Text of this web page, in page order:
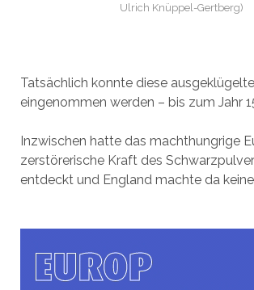
Ulrich Knüppel-Gertberg)
Tatsächlich konnte diese
eingenommen werden – bis zum Jahr
Inzwischen hatte das machthungrige
zerstörerische Kraft des
entdeckt und England machte da